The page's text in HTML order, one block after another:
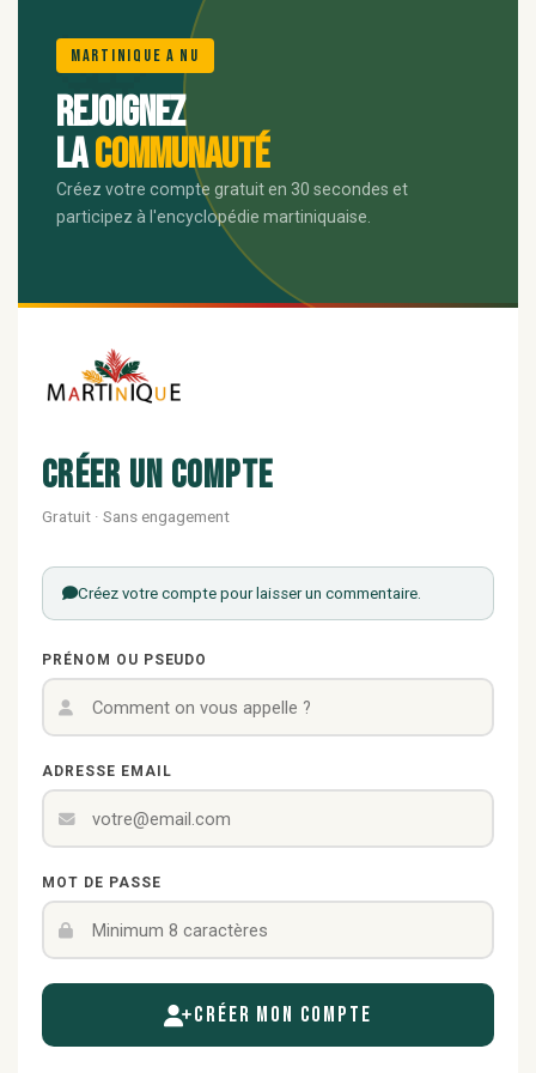
🌺
Martinique A Nu
Rejoignez
lacommunauté
Créez votre compte gratuit en 30 secondes et
participez à l'encyclopédie martiniquaise.
Créer un compte
Gratuit · Sans engagement
Créez votre compte pour laisser un commentaire.
PRÉNOM OU PSEUDO
ADRESSE EMAIL
MOT DE PASSE
Créer mon compte